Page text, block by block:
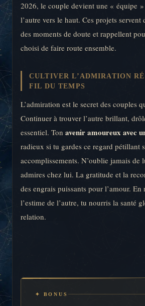
2026, le couple devient une « équipe
l’autre vers le haut. Ces projets servent
des moments de doute et rappellent
choisi de faire route ensemble.
CULTIVER L’ADMIRATION
FIL DU TEMPS
L’admiration est le secret des couples
Continuer à trouver l’autre brillant,
essentiel. Ton avenir amoureux avec
radieux si tu gardes ce regard pétillant
accomplissements. N’oublie jamais de
admires chez lui. La gratitude et la
des engrais puissants pour l’amour. En
l’estime de l’autre, tu nourris la santé
relation.
✦ BONUS